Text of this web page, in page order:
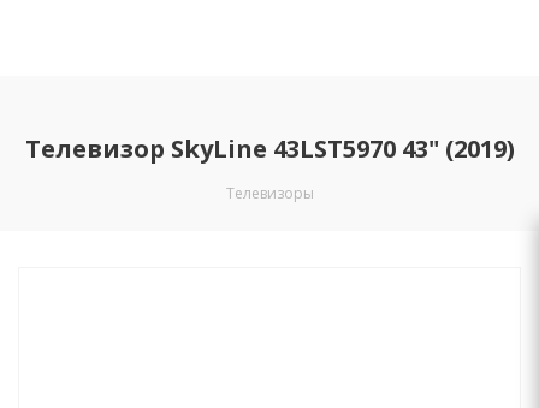
Телевизор SkyLine 43LST5970 43" (2019)
Телевизоры